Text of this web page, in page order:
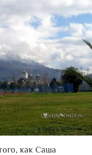
как Саша